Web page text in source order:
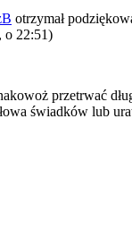
otrzymał
o 22:51)
przetrwać
świadków lub